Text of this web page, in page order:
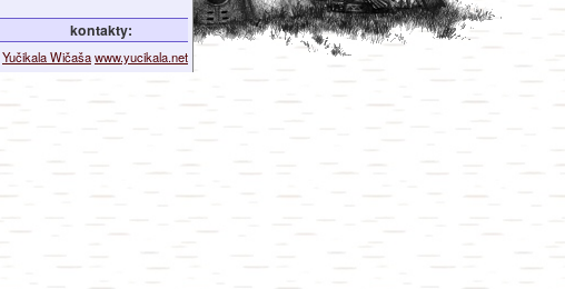
kontakty:
Yučikala Wičašawww.yucikala.net